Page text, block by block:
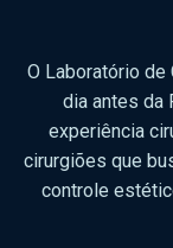
O Laboratório de
dia antes da
experiência
cirurgiões que
controle